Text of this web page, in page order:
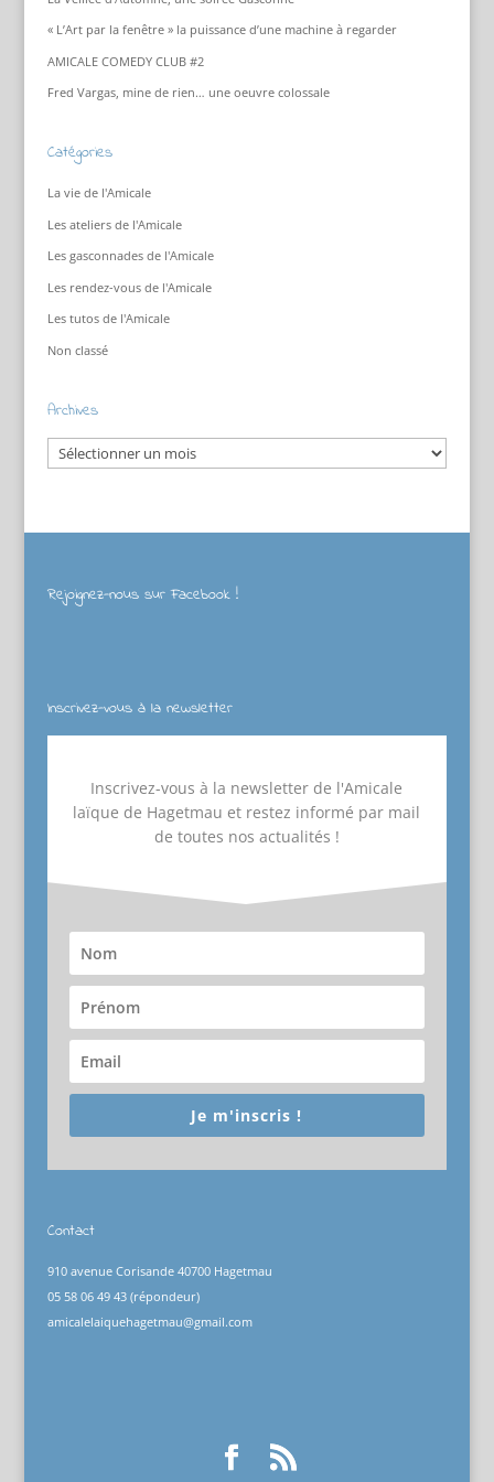
« L’Art par la fenêtre » la puissance d’une machine à regarder
AMICALE COMEDY CLUB #2
Fred Vargas, mine de rien… une oeuvre colossale
Catégories
La vie de l'Amicale
Les ateliers de l'Amicale
Les gasconnades de l'Amicale
Les rendez-vous de l'Amicale
Les tutos de l'Amicale
Non classé
Archives
Archives
Rejoignez-nous sur Facebook !
Inscrivez-vous à la newsletter
Inscrivez-vous à la newsletter de l'Amicale
laïque de Hagetmau et restez informé par mail
de toutes nos actualités !
Je m'inscris !
Contact
910 avenue Corisande 40700 Hagetmau
05 58 06 49 43 (répondeur)
amicalelaiquehagetmau@gmail.com